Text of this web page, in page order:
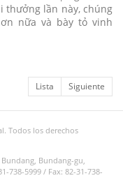
thưởng lần này, chúng
nữa và bày tỏ vinh
Lista Siguiente
Todos los derechos
Bundang-gu,
738-5999 / Fax: 82-31-738-